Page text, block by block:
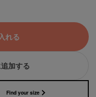
れる
加する
Find your size